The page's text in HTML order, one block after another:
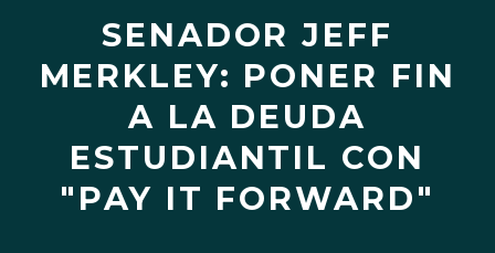
SENADOR JEFF
MERKLEY: PONER FIN
A LA DEUDA
ESTUDIANTIL CON
"PAY IT FORWARD"